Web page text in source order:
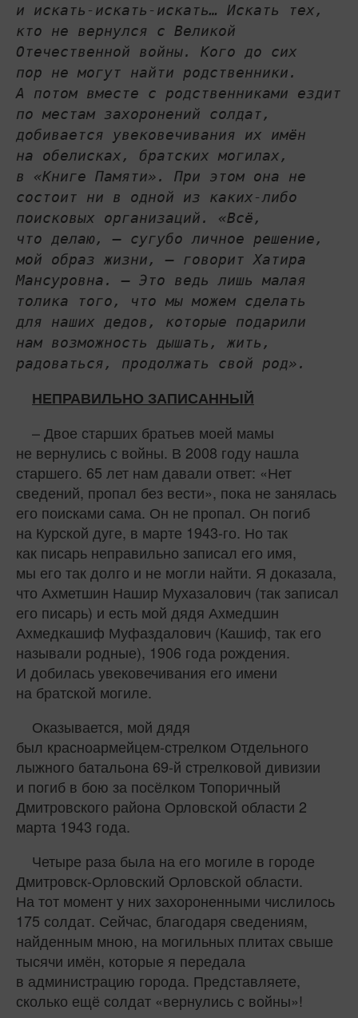
и искать-искать-искать… Искать тех,
кто не вернулся с Великой
Отечественной войны. Кого до сих
пор не могут найти родственники.
А потом вместе с родственниками ездит
по местам захоронений солдат,
добивается увековечивания их имён
на обелисках, братских могилах,
в «Книге Памяти». При этом она не
состоит ни в одной из каких-либо
поисковых организаций. «Всё,
что делаю, – сугубо личное решение,
мой образ жизни, – говорит Хатира
Мансуровна. – Это ведь лишь малая
толика того, что мы можем сделать
для наших дедов, которые подарили
нам возможность дышать, жить,
радоваться, продолжать свой род».
НЕПРАВИЛЬНО ЗАПИСАННЫЙ
– Двое старших братьев моей мамы
не вернулись с войны. В 2008 году нашла
старшего. 65 лет нам давали ответ: «Нет
сведений, пропал без вести», пока не занялась
его поисками сама. Он не пропал. Он погиб
на Курской дуге, в марте 1943-го. Но так
как писарь неправильно записал его имя,
мы его так долго и не могли найти. Я доказала,
что Ахметшин Нашир Мухазалович (так записал
его писарь) и есть мой дядя Ахмедшин
Ахмедкашиф Муфаздалович (Кашиф, так его
называли родные), 1906 года рождения.
И добилась увековечивания его имени
на братской могиле.
Оказывается, мой дядя
был красноармейцем-стрелком Отдельного
лыжного батальона 69‑й стрелковой дивизии
и погиб в бою за посёлком Топоричный
Дмитровского района Орловской области 2
марта 1943 года.
Четыре раза была на его могиле в городе
Дмитровск-Орловский Орловской области.
На тот момент у них захороненными числилось
175 солдат. Сейчас, благодаря сведениям,
найденным мною, на могильных плитах свыше
тысячи имён, которые я передала
в администрацию города. Представляете,
сколько ещё солдат «вернулись с войны»!